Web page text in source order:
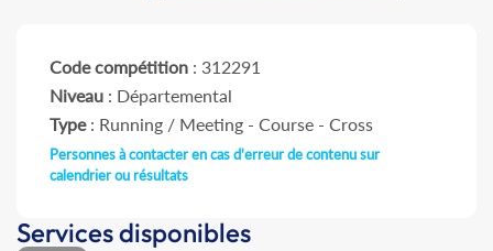
Code compétition : 312291
Niveau : Départemental
Type: Running / Meeting - Course - Cross
Personnes à contacter en cas d'erreur de contenu sur
calendrier ou résultats
Services disponibles